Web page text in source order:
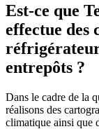
Est-ce que
effectue des
entrepôts ?
Dans le cadre de la
réalisons des
climatique ainsi que